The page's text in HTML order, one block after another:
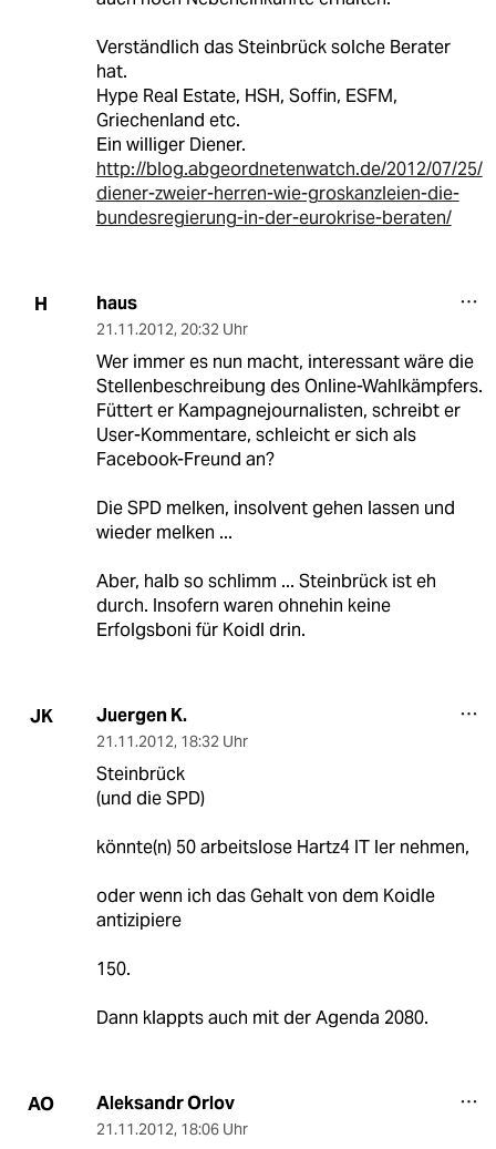
Verständlich das Steinbrück solche Berater
hat.
Hype Real Estate, HSH, Soffin, ESFM,
Griechenland etc.
Ein williger Diener.
http://blog.abgeordnetenwatch.de/2012/07/25/
diener-zweier-herren-wie-groskanzleien-die-
bundesregierung-in-der-eurokrise-beraten/
H haus
21.11.2012, 20:32 Uhr
Wer immer es nun macht, interessant wäre die
Stellenbeschreibung des Online-Wahlkämpfers.
Füttert er Kampagnejournalisten, schreibt er
User-Kommentare, schleicht er sich als
Facebook-Freund an?
Die SPD melken, insolvent gehen lassen und
wieder melken ...
Aber, halb so schlimm ... Steinbrück ist eh
durch. Insofern waren ohnehin keine
Erfolgsboni für Koidl drin.
JK Juergen K.
21.11.2012, 18:32 Uhr
Steinbrück
(und die SPD)
könnte(n) 50 arbeitslose Hartz4 IT ler nehmen,
oder wenn ich das Gehalt von dem Koidle
antizipiere
150.
Dann klappts auch mit der Agenda 2080.
AO Aleksandr Orlov
21.11.2012, 18:06 Uhr